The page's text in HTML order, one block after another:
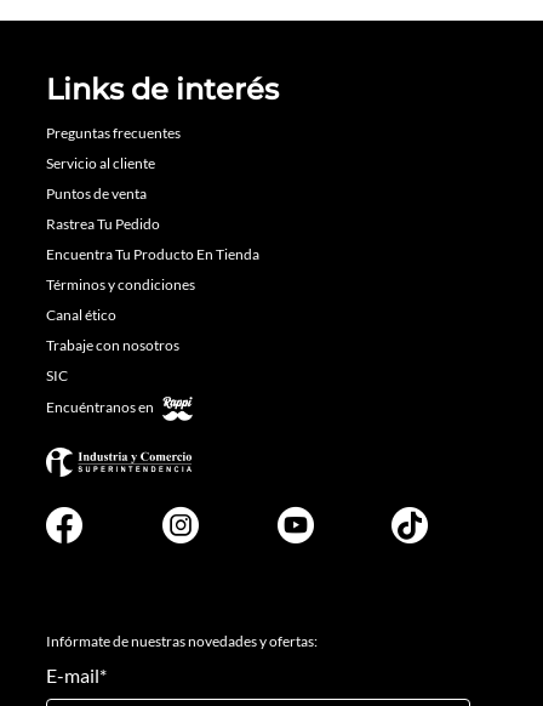
Links de interés
Preguntas frecuentes
Servicio al cliente
Puntos de venta
Rastrea Tu Pedido
Encuentra Tu Producto En Tienda
Términos y condiciones
Canal ético
Trabaje con nosotros
SIC
Encuéntranos en
Infórmate de nuestras novedades y ofertas:
E-mail*